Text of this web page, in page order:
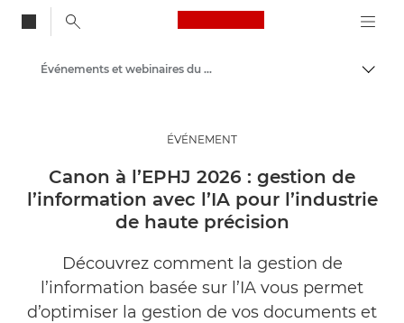
Canon Logo, back
Evénements et témoignages
Événements et webinaires du secteur professionnel
ÉVÉNEMENT
Canon à l’EPHJ 2026 : gestion de
l’information avec l’IA pour l’industrie
de haute précision
Découvrez comment la gestion de
l’information basée sur l’IA vous permet
d’optimiser la gestion de vos documents et